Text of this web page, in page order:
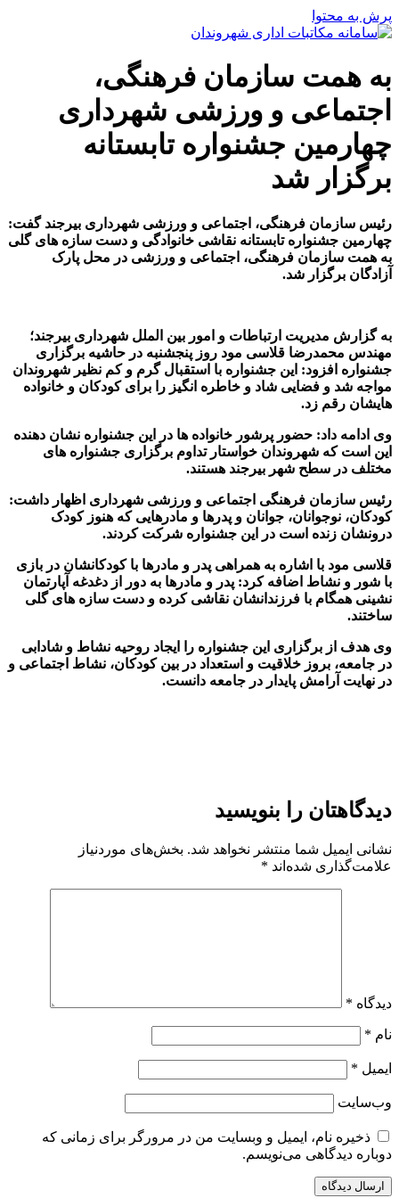
پرش به محتوا
به همت سازمان فرهنگی،
اجتماعی و ورزشی شهرداری
چهارمین جشنواره تابستانه
برگزار شد
رئیس سازمان فرهنگی، اجتماعی و ورزشی شهرداری بیرجند گفت:
چهارمین جشنواره تابستانه نقاشی خانوادگی و دست سازه های گلی
به همت سازمان فرهنگی، اجتماعی و ورزشی در محل پارک
آزادگان برگزار شد.
به گزارش مدیریت ارتباطات و امور بین الملل شهرداری بیرجند؛
مهندس محمدرضا قلاسی مود روز پنجشنبه در حاشیه برگزاری
جشنواره افزود: این جشنواره با استقبال گرم و کم نظیر شهروندان
مواجه شد و فضایی شاد و خاطره انگیز را برای کودکان و خانواده
هایشان رقم زد.
وی ادامه داد: حضور پرشور خانواده ها در این جشنواره نشان دهنده
این است که شهروندان خواستار تداوم برگزاری جشنواره های
مختلف در سطح شهر بیرجند هستند.
رئیس سازمان فرهنگی اجتماعی و ورزشی شهرداری اظهار داشت:
کودکان، نوجوانان، جوانان و پدرها و مادرهایی که هنوز کودک
درونشان زنده است در این جشنواره شرکت کردند.
قلاسی مود با اشاره به همراهی پدر و مادرها با کودکانشان در بازی
با شور و نشاط اضافه کرد: پدر و مادرها به دور از دغدغه آپارتمان
نشینی همگام با فرزندانشان نقاشی کرده و دست سازه های گلی
ساختند.
وی هدف از برگزاری این جشنواره را ایجاد روحیه نشاط و شادابی
در جامعه، بروز خلاقیت و استعداد در بین کودکان، نشاط اجتماعی و
در نهایت آرامش پایدار در جامعه دانست.
دیدگاهتان را بنویسید
نشانی ایمیل شما منتشر نخواهد شد. بخش‌های موردنیاز
علامت‌گذاری شده‌اند *
دیدگاه *
نام *
ایمیل *
وب‌سایت
ذخیره نام، ایمیل و وبسایت من در مرورگر برای زمانی که
دوباره دیدگاهی می‌نویسم.